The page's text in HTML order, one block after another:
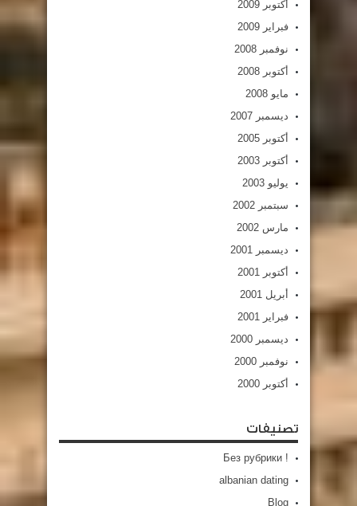
أكتوبر 2009
فبراير 2009
نوفمبر 2008
أكتوبر 2008
مايو 2008
ديسمبر 2007
أكتوبر 2005
أكتوبر 2003
يوليو 2003
سبتمبر 2002
مارس 2002
ديسمبر 2001
أكتوبر 2001
أبريل 2001
فبراير 2001
ديسمبر 2000
نوفمبر 2000
أكتوبر 2000
تصنيفات
! Без рубрики
albanian dating
Blog